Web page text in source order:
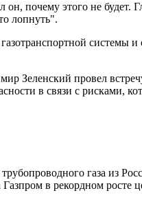
он, почему этого не
лопнуть".
системы
Зеленский провел
в связи с рисками,
газа из
в рекордном